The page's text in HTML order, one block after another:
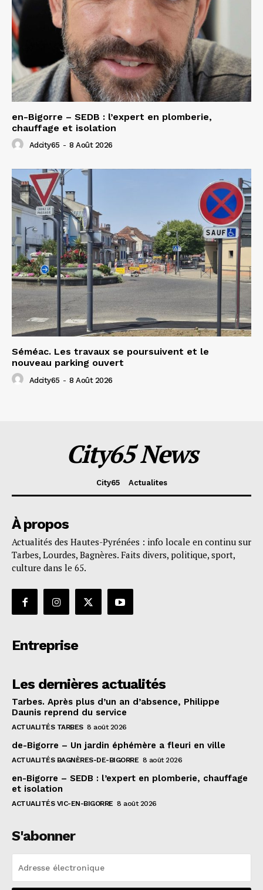
en-Bigorre – SEDB : l’expert en plomberie,
chauffage et isolation
Adcity65 - 8 Août 2026
Séméac. Les travaux se poursuivent et le
nouveau parking ouvert
Adcity65 - 8 Août 2026
City65 News
City65 Actualites
À propos
Actualités des Hautes-Pyrénées : info locale en continu sur
Tarbes, Lourdes, Bagnères. Faits divers, politique, sport,
culture dans le 65.
Entreprise
Les dernières actualités
Tarbes. Après plus d’un an d’absence, Philippe
Daunis reprend du service
ACTUALITÉS TARBES 8 août 2026
de-Bigorre – Un jardin éphémère a fleuri en ville
ACTUALITÉS BAGNÈRES-DE-BIGORRE 8 août 2026
en-Bigorre – SEDB : l’expert en plomberie, chauffage
et isolation
ACTUALITÉS VIC-EN-BIGORRE 8 août 2026
S'abonner